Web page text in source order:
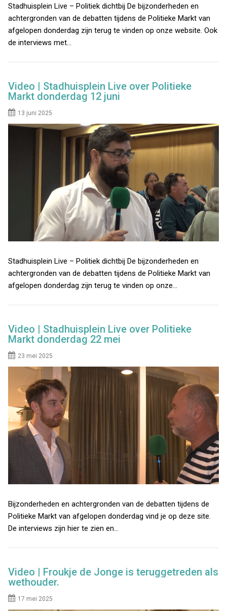
Stadhuisplein Live – Politiek dichtbij De bijzonderheden en
achtergronden van de debatten tijdens de Politieke Markt van
afgelopen donderdag zijn terug te vinden op onze website. Ook
de interviews met…
Video | Stadhuisplein Live over Politieke
Markt donderdag 12 juni
13 juni 2025
Stadhuisplein Live – Politiek dichtbij De bijzonderheden en
achtergronden van de debatten tijdens de Politieke Markt van
afgelopen donderdag zijn terug te vinden op onze…
Video | Stadhuisplein Live over Politieke
Markt donderdag 22 mei
23 mei 2025
Bijzonderheden en achtergronden van de debatten tijdens de
Politieke Markt van afgelopen donderdag vind je op deze site.
De interviews zijn hier te zien en…
Video | Froukje de Jonge is teruggetreden als
wethouder.
17 mei 2025